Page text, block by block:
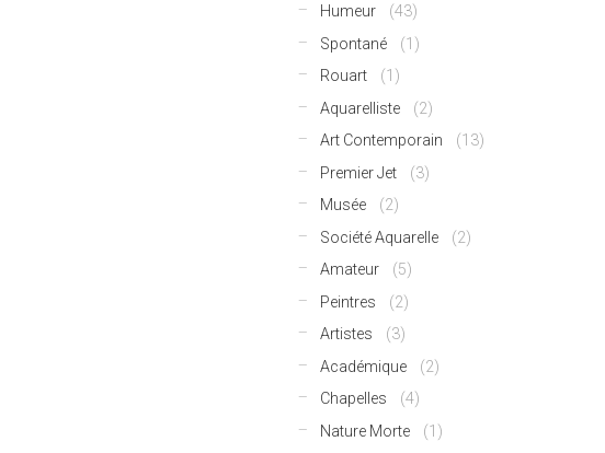
Humeur
(43)
Spontané
(1)
Rouart
(1)
Aquarelliste
(2)
Art Contemporain
(13)
Premier Jet
(3)
Musée
(2)
Société Aquarelle
(2)
Amateur
(5)
Peintres
(2)
Artistes
(3)
Académique
(2)
Chapelles
(4)
Nature Morte
(1)